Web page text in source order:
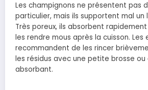
Les champignons ne présentent pas
particulier, mais ils supportent mal un
Très poreux, ils absorbent
les rendre mous après la cuisson. Les
recommandent de les rincer
les résidus avec une petite brosse ou
absorbant.